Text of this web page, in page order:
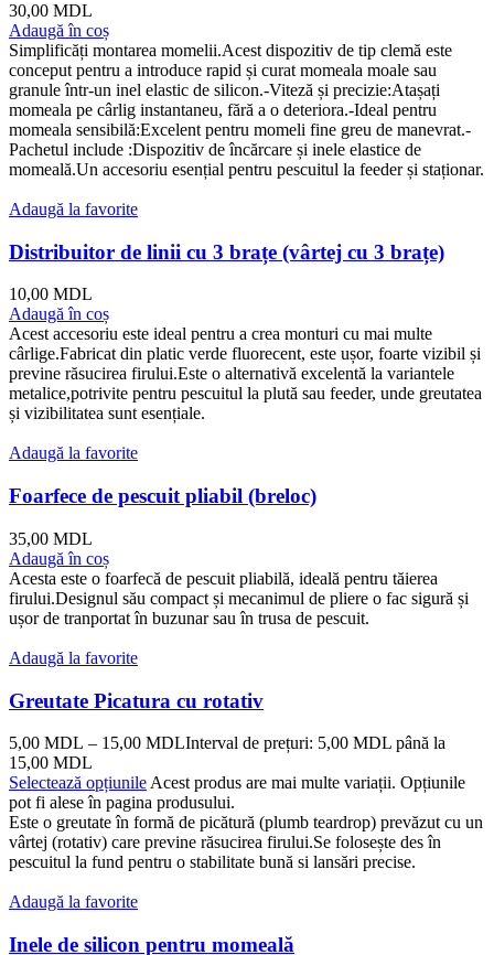
30,00 MDL
Adaugă în coș
Simplificăți montarea momelii.Acest dispozitiv de tip clemă este
conceput pentru a introduce rapid și curat momeala moale sau
granule într-un inel elastic de silicon.-Viteză și precizie:Atașați
momeala pe cârlig instantaneu, fără a o deteriora.-Ideal pentru
momeala sensibilă:Excelent pentru momeli fine greu de manevrat.-
Pachetul include :Dispozitiv de încărcare și inele elastice de
momeală.Un accesoriu esențial pentru pescuitul la feeder și staționar.
Adaugă la favorite
Distribuitor de linii cu 3 brațe (vârtej cu 3 brațe)
10,00 MDL
Adaugă în coș
Acest accesoriu este ideal pentru a crea monturi cu mai multe
cârlige.Fabricat din platic verde fluorecent, este ușor, foarte vizibil și
previne răsucirea firului.Este o alternativă excelentă la variantele
metalice,potrivite pentru pescuitul la plută sau feeder, unde greutatea
și vizibilitatea sunt esențiale.
Adaugă la favorite
Foarfece de pescuit pliabil (breloc)
35,00 MDL
Adaugă în coș
Acesta este o foarfecă de pescuit pliabilă, ideală pentru tăierea
firului.Designul său compact și mecanimul de pliere o fac sigură și
ușor de tranportat în buzunar sau în trusa de pescuit.
Adaugă la favorite
Greutate Picatura cu rotativ
5,00 MDL – 15,00 MDLInterval de prețuri: 5,00 MDL până la
15,00 MDL
Selectează opțiunile Acest produs are mai multe variații. Opțiunile
pot fi alese în pagina produsului.
Este o greutate în formă de picătură (plumb teardrop) prevăzut cu un
vârtej (rotativ) care previne răsucirea firului.Se folosește des în
pescuitul la fund pentru o stabilitate bună si lansări precise.
Adaugă la favorite
Inele de silicon pentru momeală